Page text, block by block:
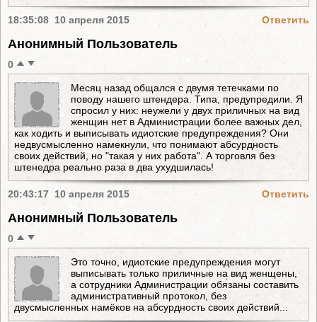
18:35:08 10 апреля 2015 Ответить
Анонимный Пользователь
0
Месяц назад общался с двумя тетечками по
поводу нашего штендера. Типа, предупредили. Я
спросил у них: неужели у двух приличных на вид
женщин нет в Администрации более важных дел,
как ходить и выписывать идиотские предупреждения? Они
недвусмысленно намекнули, что понимают абсурдность
своих действий, но "такая у них работа". А торговля без
штенедра реально раза в два ухудшилась!
20:43:17 10 апреля 2015 Ответить
Анонимный Пользователь
0
Это точно, идиотские предупреждения могут
выписывать только приличные на вид женщены,
а сотрудники Администрации обязаны составить
административный протокол, без
двусмысленных намёков на абсурдность своих действий...